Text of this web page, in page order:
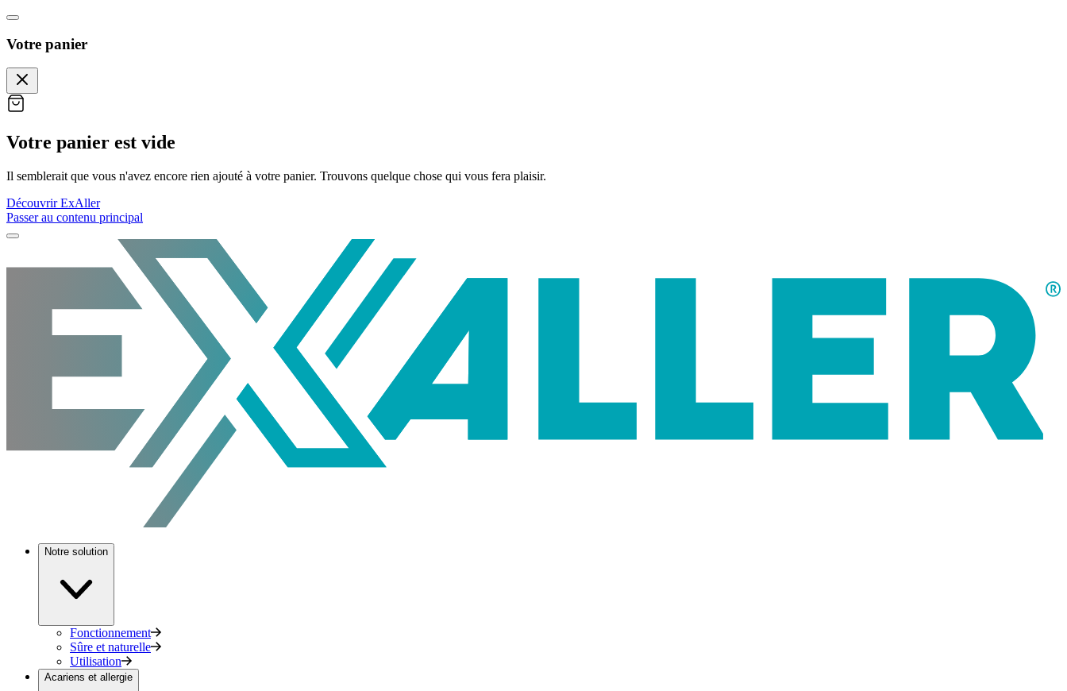
Votre panier
Votre panier est vide
Il semblerait que vous n'avez encore rien ajouté à votre panier. Trouvons quelque chose qui vous fera plaisir.
Découvrir ExAller
Passer au contenu principal
Notre solution
Fonctionnement
Sûre et naturelle
Utilisation
Acariens et allergie